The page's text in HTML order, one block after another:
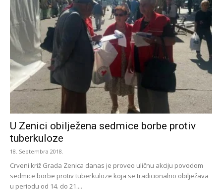
U Zenici obilježena sedmice borbe protiv
tuberkuloze
18. Septembra 2018.
Crveni križ Grada Zenica danas je proveo uličnu akciju povodom
sedmice borbe protiv tuberkuloze koja se tradicionalno obilježava
u periodu od 14. do 21....